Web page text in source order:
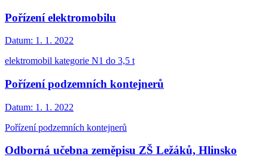
Pořízení elektromobilu
Datum: 1. 1. 2022
elektromobil kategorie N1 do 3,5 t
Pořízení podzemních kontejnerů
Datum: 1. 1. 2022
Pořízení podzemních kontejnerů
Odborná učebna zeměpisu ZŠ Ležáků, Hlinsko